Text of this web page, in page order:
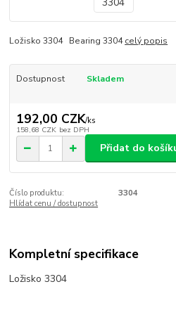
Ložisko 3304 Bearing 3304celý popis
Dostupnost Skladem
192,00 CZK/ks
158,68 CZK bez DPH
Přidat do
Číslo produktu:
3304
Hlídat cenu / dostupnost
Kompletní specifikace
Ložisko 3304